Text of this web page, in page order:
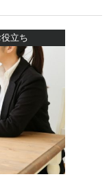
役立ち